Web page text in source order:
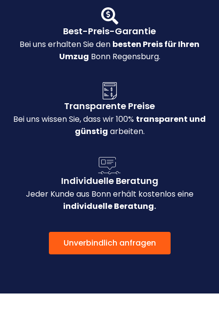
Best-Preis-Garantie
Bei uns erhalten Sie den besten Preis für Ihren
Umzug Bonn Regensburg.
Transparente Preise
Bei uns wissen Sie, dass wir 100% transparent und
günstig arbeiten.
Individuelle Beratung
Jeder Kunde aus Bonn erhält kostenlos eine
individuelle Beratung.
Unverbindlich anfragen